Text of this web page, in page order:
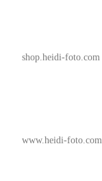
shop.heidi-foto.com
www.heidi-foto.com